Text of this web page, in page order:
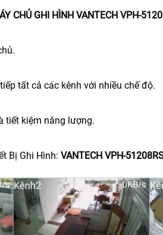
CHỦ GHI HÌNH VANTECH VPH-
tất cả các kênh với nhiều chế độ.
tiết kiệm năng lượng.
Bị Ghi Hình: VANTECH VPH-